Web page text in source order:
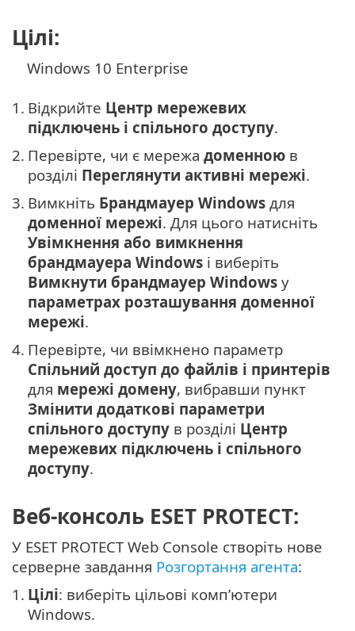
Цілі:
Windows 10 Enterprise
1. Відкрийте Центр мережевих
підключень і спільного доступу.
2. Перевірте, чи є мережа доменною в
розділі Переглянути активні мережі.
3. Вимкніть Брандмауер Windows для
доменної мережі. Для цього натисніть
Увімкнення або вимкнення
брандмауера Windows і виберіть
Вимкнути брандмауер Windows у
параметрах розташування доменної
мережі.
4. Перевірте, чи ввімкнено параметр
Спільний доступ до файлів і принтерів
для мережі домену, вибравши пункт
Змінити додаткові параметри
спільного доступу в розділі Центр
мережевих підключень і спільного
доступу.
Веб-консоль ESET PROTECT:
У ESET PROTECT Web Console створіть нове
серверне завдання Розгортання агента:
1. Цілі: виберіть цільові комп’ютери
Windows.